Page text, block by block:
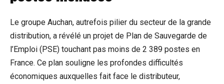
Le groupe Auchan, autrefois pilier du secteur de la grande
distribution, a révélé un projet de Plan de Sauvegarde de
l’Emploi (PSE) touchant pas moins de 2 389 postes en
France. Ce plan souligne les profondes difficultés
économiques auxquelles fait face le distributeur,